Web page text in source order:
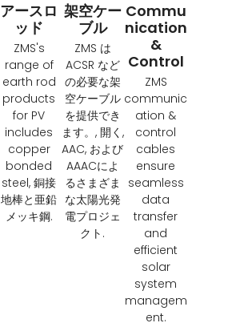
アースロ
ッド
ZMS's
range of
earth rod
products
for PV
includes
copper
bonded
steel, 銅接
地棒と亜鉛
メッキ鋼.
架空ケー
ブル
ZMS は
ACSR など
の必要な架
空ケーブル
を提供でき
ます。, 開く,
AAC, および
AAACによ
るさまざま
な太陽光発
電プロジェ
クト.
Commu
Nication
&
Control
ZMS
communic
ation &
control
cables
ensure
seamless
data
transfer
and
efficient
solar
system
managem
ent.